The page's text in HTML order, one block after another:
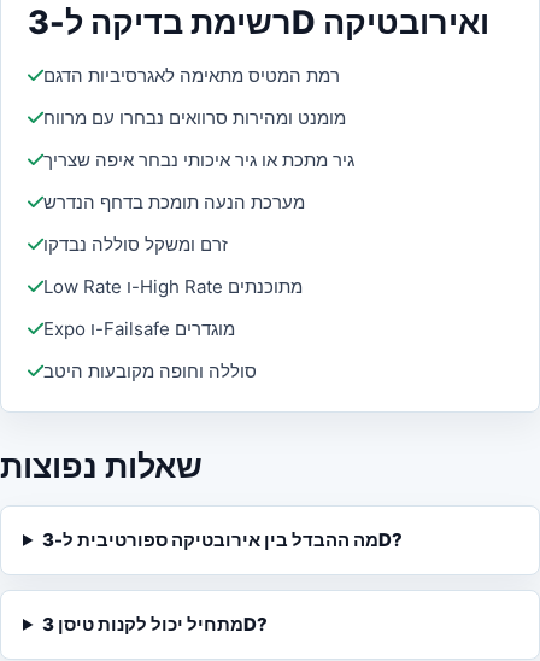
רשימת בדיקה ל-3D ואירובטיקה
רמת המטיס מתאימה לאגרסיביות הדגם
מומנט ומהירות סרוואים נבחרו עם מרווח
גיר מתכת או גיר איכותי נבחר איפה שצריך
מערכת הנעה תומכת בדחף הנדרש
זרם ומשקל סוללה נבדקו
Low Rate ו-High Rate מתוכנתים
Expo ו-Failsafe מוגדרים
סוללה וחופה מקובעות היטב
שאלות נפוצות
מה ההבדל בין אירובטיקה ספורטיבית ל-3D?
מתחיל יכול לקנות טיסן 3D?